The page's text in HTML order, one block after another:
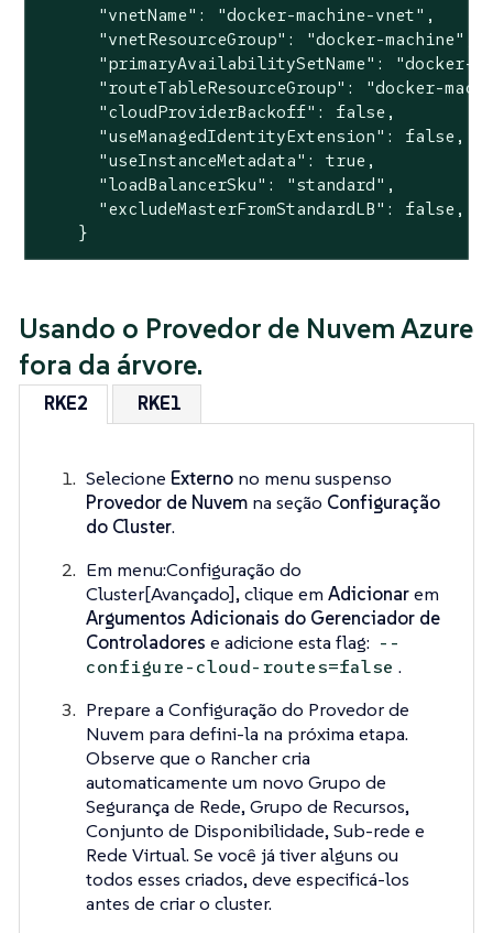
      "vnetName": "docker-machine-vnet",
      "vnetResourceGroup": "docker-machine",
"primaryAvailabilitySetName": "docker-
"routeTableResourceGroup": "docker-
      "cloudProviderBackoff": false,
      "useManagedIdentityExtension": false,
      "useInstanceMetadata": true,
      "loadBalancerSku": "standard",
      "excludeMasterFromStandardLB": false,
    }
Usando o Provedor de Nuvem Azure
fora da árvore.
RKE2 RKE1
Selecione Externo no menu suspenso
Provedor de Nuvem na seção Configuração
do Cluster.
Em menu:Configuração do
Cluster[Avançado], clique emAdicionarem
Argumentos Adicionais do Gerenciador de
Controladores e adicione esta flag: --
configure-cloud-routes=false .
Prepare a Configuração do Provedor de
Nuvem para defini-la na próxima etapa.
Observe que o Rancher cria
automaticamente um novo Grupo de
Segurança de Rede, Grupo de Recursos,
Conjunto de Disponibilidade, Sub-rede e
Rede Virtual. Se você já tiver alguns ou
todos esses criados, deve especificá-los
antes de criar o cluster.